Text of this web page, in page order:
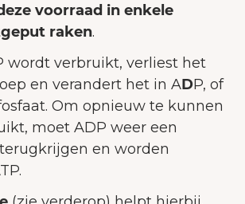
voorraad in enkele
raken.
wordt verbruikt, verliest het
en verandert het in ADP, of
Om opnieuw te kunnen
moet ADP weer een
en worden